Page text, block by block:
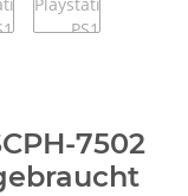
7502